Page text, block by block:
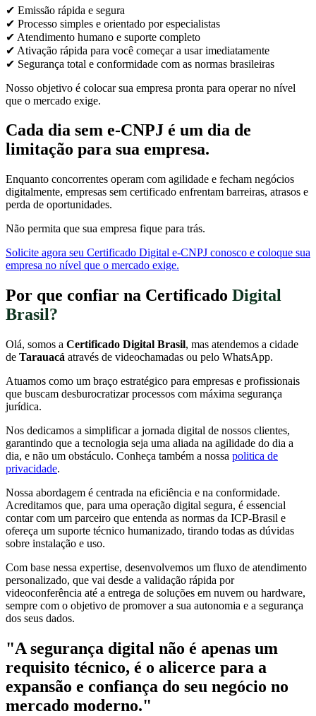
✔ Emissão rápida e segura
✔ Processo simples e orientado por especialistas
✔ Atendimento humano e suporte completo
✔ Ativação rápida para você começar a usar imediatamente
✔ Segurança total e conformidade com as normas brasileiras
Nosso objetivo é colocar sua empresa pronta para operar no nível
que o mercado exige.
Cada dia sem e-CNPJ é um dia de
limitação para sua empresa.
Enquanto concorrentes operam com agilidade e fecham negócios
digitalmente, empresas sem certificado enfrentam barreiras, atrasos e
perda de oportunidades.
Não permita que sua empresa fique para trás.
Solicite agora seu Certificado Digital e-CNPJ conosco e coloque sua
empresa no nível que o mercado exige.
Por que confiar na Certificado Digital
Brasil?
Olá, somos a Certificado Digital Brasil, mas atendemos a cidade
de Tarauacá através de videochamadas ou pelo WhatsApp.
Atuamos como um braço estratégico para empresas e profissionais
que buscam desburocratizar processos com máxima segurança
jurídica.
Nos dedicamos a simplificar a jornada digital de nossos clientes,
garantindo que a tecnologia seja uma aliada na agilidade do dia a
dia, e não um obstáculo. Conheça também a nossa politica de
privacidade.
Nossa abordagem é centrada na eficiência e na conformidade.
Acreditamos que, para uma operação digital segura, é essencial
contar com um parceiro que entenda as normas da ICP-Brasil e
ofereça um suporte técnico humanizado, tirando todas as dúvidas
sobre instalação e uso.
Com base nessa expertise, desenvolvemos um fluxo de atendimento
personalizado, que vai desde a validação rápida por
videoconferência até a entrega de soluções em nuvem ou hardware,
sempre com o objetivo de promover a sua autonomia e a segurança
dos seus dados.
"A segurança digital não é apenas um
requisito técnico, é o alicerce para a
expansão e confiança do seu negócio no
mercado moderno."